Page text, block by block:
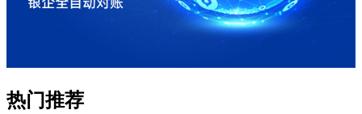
热门推荐